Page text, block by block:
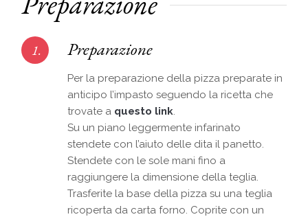
1. Preparazione
Per la preparazione della pizza preparate in
anticipo l’impasto seguendo la ricetta che
trovate a questo link.
Su un piano leggermente infarinato
stendete con l’aiuto delle dita il panetto.
Stendete con le sole mani fino a
raggiungere la dimensione della teglia.
Trasferite la base della pizza su una teglia
ricoperta da carta forno. Coprite con un